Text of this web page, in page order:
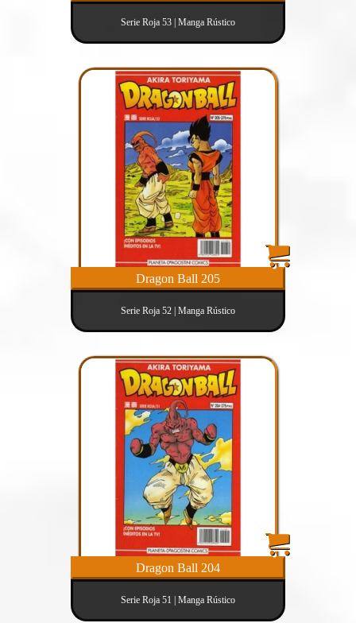
Serie Roja 53 | Manga Rústico
Dragon Ball 205
Serie Roja 52 | Manga Rústico
Dragon Ball 204
Serie Roja 51 | Manga Rústico